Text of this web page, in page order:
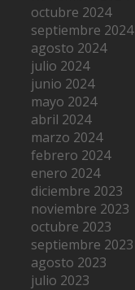
octubre 2024
septiembre 2024
agosto 2024
julio 2024
junio 2024
mayo 2024
abril 2024
marzo 2024
febrero 2024
enero 2024
diciembre 2023
noviembre 2023
octubre 2023
septiembre 2023
agosto 2023
julio 2023